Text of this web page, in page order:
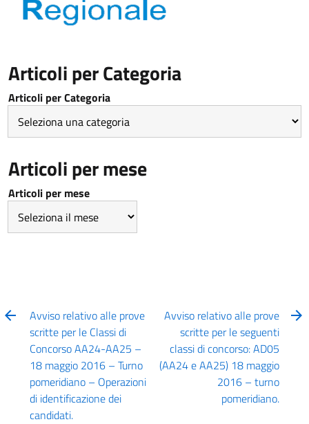
Articoli per Categoria
Articoli per Categoria
Articoli per mese
Articoli per mese
Avviso relativo alle prove
scritte per le Classi di
Concorso AA24-AA25 –
18 maggio 2016 – Turno
pomeridiano – Operazioni
di identificazione dei
candidati.
Avviso relativo alle prove
scritte per le seguenti
classi di concorso: AD05
(AA24 e AA25) 18 maggio
2016 – turno
pomeridiano.